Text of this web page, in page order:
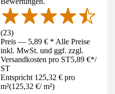
(23)
Preis — 5,89 € * Alle Preise
inkl. MwSt. und ggf. zzgl.
Versandkosten pro ST5,89 €*/
ST
Entspricht 125,32 € pro
m²(125,32 €/ m²)